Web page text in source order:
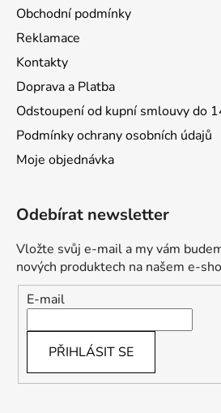
Obchodní podmínky
Reklamace
Kontakty
Doprava a Platba
Odstoupení od kupní smlouvy do
Podmínky ochrany osobních údajů
Moje objednávka
Odebírat newsletter
Vložte svůj e-mail a my vám
nových produktech na našem e-
E-mail
PŘIHLÁSIT SE